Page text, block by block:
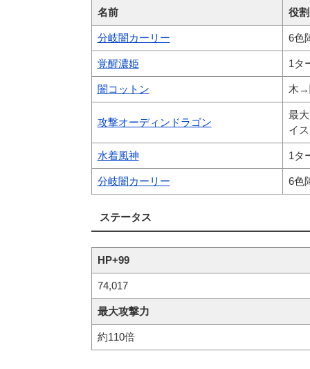
名前 役割
分岐闇カーリー 6色
覚醒濃姫 1タ
闇コットン 木→
攻撃オーディンドラゴン
最
イ
水着風神 1タ
分岐闇カーリー 6色
ステータス
HP+99
74,017
最大攻撃力
約110倍